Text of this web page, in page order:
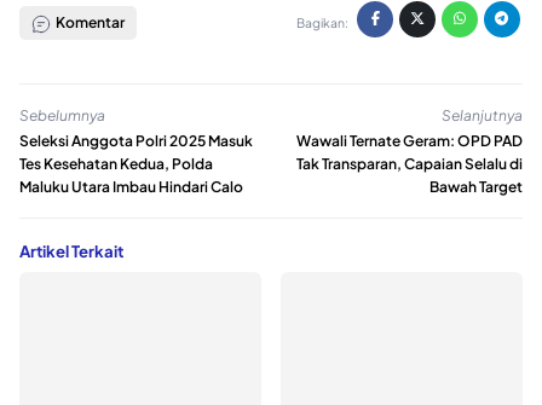
Komentar Bagikan:
Sebelumnya
Seleksi Anggota Polri 2025 Masuk
Tes Kesehatan Kedua, Polda
Maluku Utara Imbau Hindari Calo
Selanjutnya
Wawali Ternate Geram: OPD PAD
Tak Transparan, Capaian Selalu di
Bawah Target
Artikel Terkait